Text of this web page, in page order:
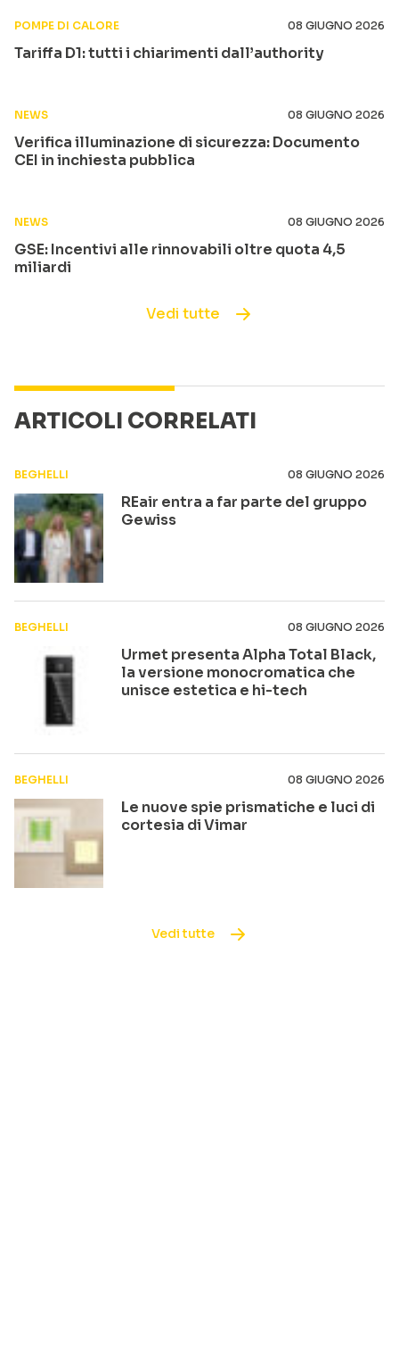
POMPE DI CALORE 08 GIUGNO 2026
Tariffa D1: tutti i chiarimenti dall’authority
NEWS 08 GIUGNO 2026
Verifica illuminazione di sicurezza: Documento
CEI in inchiesta pubblica
NEWS 08 GIUGNO 2026
GSE: Incentivi alle rinnovabili oltre quota 4,5
miliardi
Vedi tutte
ARTICOLI CORRELATI
BEGHELLI 08 GIUGNO 2026
REair entra a far parte del gruppo
Gewiss
BEGHELLI 08 GIUGNO 2026
Urmet presenta Alpha Total Black,
la versione monocromatica che
unisce estetica e hi-tech
BEGHELLI 08 GIUGNO 2026
Le nuove spie prismatiche e luci di
cortesia di Vimar
Vedi tutte